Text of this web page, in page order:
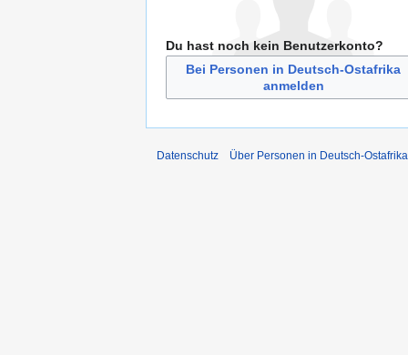
Du hast noch kein Benutzerkonto?
Bei Personen in Deutsch-Ostafrika
anmelden
Datenschutz Über Personen in Deutsch-Ostafrika